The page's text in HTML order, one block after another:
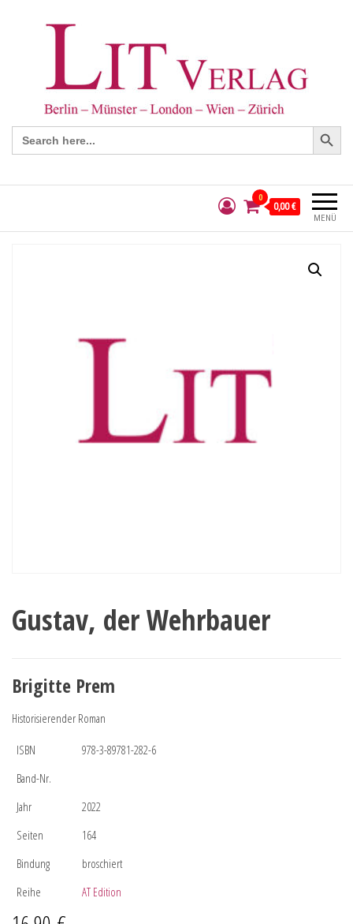
Search
for:
Search Button
MENÜ
0
0,00 €
Gustav, der Wehrbauer
Brigitte Prem
Historisierender Roman
ISBN
978-3-89781-282-6
Band-Nr.
Jahr
2022
Seiten
164
Bindung
broschiert
Reihe
AT Edition